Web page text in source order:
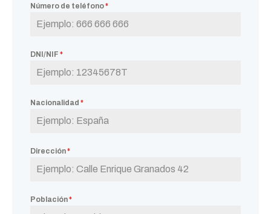
Número de teléfono*
DNI/NIF *
Nacionalidad *
Dirección*
Población*